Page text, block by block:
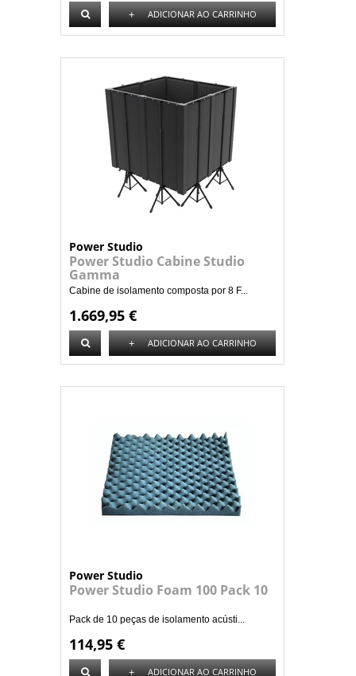
+ ADICIONAR AO CARRINHO
Power Studio
Power Studio Cabine Studio
Gamma
Cabine de isolamento composta por 8 F...
1.669,95 €
+ ADICIONAR AO CARRINHO
Power Studio
Power Studio Foam 100 Pack 10
Pack de 10 peças de isolamento acústi...
114,95 €
+ ADICIONAR AO CARRINHO